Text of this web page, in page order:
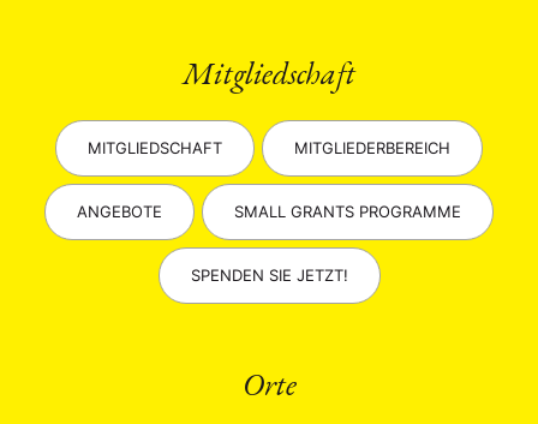
Mitgliedschaft
MITGLIEDSCHAFT MITGLIEDERBEREICH
ANGEBOTE SMALL GRANTS PROGRAMME
SPENDEN SIE JETZT!
Orte